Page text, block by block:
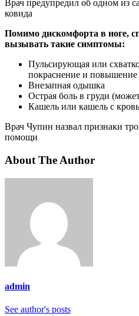
Врач предупредил об одном из
ковида
Помимо дискомфорта в ноге,
вызывать такие симптомы:
Пульсирующая или
покраснение и повышение
Внезапная одышка
Острая боль в груди
Кашель или кашель с
Врач Чупин назвал признаки
помощи
About The Author
admin
See author's posts